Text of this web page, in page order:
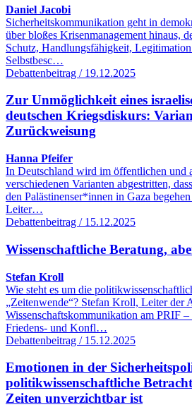
Daniel Jacobi
Sicherheitskommunikation geht in
über bloßes Krisenmanagement hinaus,
Schutz, Handlungsfähigkeit,
Selbstbesc…
Debattenbeitrag / 19.12.2025
Zur Unmöglichkeit eines
deutschen Kriegsdiskurs:
Zurückweisung
Hanna Pfeifer
In Deutschland wird im öffentlichen und
verschiedenen Varianten abgestritten,
den Palästinenser*innen in Gaza
Leiter…
Debattenbeitrag / 15.12.2025
Wissenschaftliche Beratung,
Stefan Kroll
Wie steht es um die
„Zeitenwende“? Stefan Kroll, Leiter der
Wissenschaftskommunikation am PRIF
Friedens- und Konfl…
Debattenbeitrag / 15.12.2025
Emotionen in der
politikwissenschaftliche
Zeiten unverzichtbar ist